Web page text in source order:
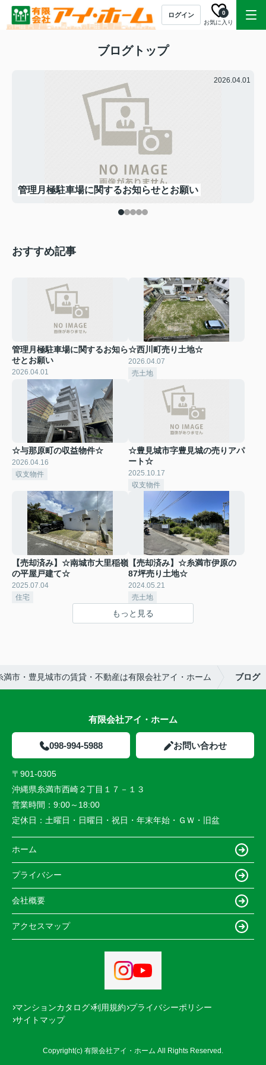
ログイン
お気に入り
0
ブログトップ
2026.04.01
管理月極駐車場に関するお知らせとお願い
おすすめ記事
管理月極駐車場に関するお知ら
せとお願い
2026.04.01
☆西川町売り土地☆
2026.04.07
売土地
☆与那原町の収益物件☆
2026.04.16
収支物件
☆豊見城市字豊見城の売りアパ
ート☆
2025.10.17
収支物件
【売却済み】☆南城市大里稲嶺
の平屋戸建て☆
2025.07.04
住宅
【売却済み】☆糸満市伊原の
87坪売り土地☆
2024.05.21
売土地
もっと見る
満市・豊見城市の賃貸・不動産は有限会社アイ・ホーム ブログ
有限会社アイ・ホーム
098-994-5988 お問い合わせ
〒901-0305
沖縄県糸満市西崎２丁目１７－１３
営業時間： 9:00～18:00
定休日： 土曜日・日曜日・祝日・年末年始・ＧＷ・旧盆
ホーム
プライバシー
会社概要
アクセスマップ
マンションカタログ 利用規約 プライバシーポリシー
サイトマップ
Copyright(c) 有限会社アイ・ホーム All Rights Reserved.